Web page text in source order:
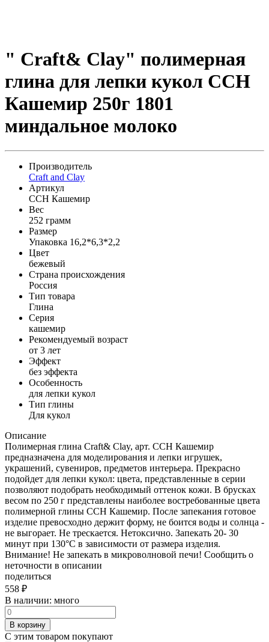
" Craft& Clay" полимерная
глина для лепки кукол CCH
Кашемир 250г 1801
миндальное молоко
Производитель
Craft and Clay
Артикул
CCH Кашемир
Вес
252 грамм
Размер
Упаковка 16,2*6,3*2,2
Цвет
бежевый
Страна происхождения
Россия
Тип товара
Глина
Серия
кашемир
Рекомендуемый возраст
от 3 лет
Эффект
без эффекта
Особенность
для лепки кукол
Тип глины
Для кукол
Описание
Полимерная глина Craft& Clay, арт. CCH Кашемир
предназначена для моделирования и лепки игрушек,
украшений, сувениров, предметов интерьера. Прекрасно
подойдет для лепки кукол: цвета, представленные в серии
позволяют подобрать необходимый оттенок кожи. В брусках
весом по 250 г представлены наиболее востребованные цвета
полимерной глины CCH Кашемир. После запекания готовое
изделие превосходно держит форму, не боится воды и солнца -
не выгорает. Не трескается. Нетоксично. Запекать 20- 30
минут при 130°C в зависимости от размера изделия.
Внимание! Не запекать в микроволновой печи! Сообщить о
неточности в описании
поделиться
558 ₽
В наличии: много
В корзину
С этим товаром покупают